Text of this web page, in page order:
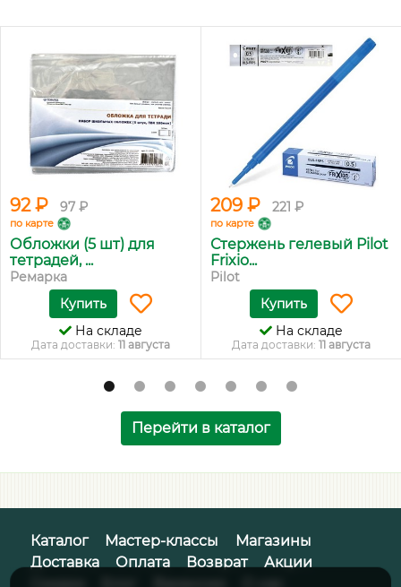
92 ₽ 97 ₽
по карте
Обложки (5 шт) для
тетрадей, ...
Ремарка
Купить
На складе
Дата доставки: 11 августа
209 ₽ 221 ₽
по карте
Стержень гелевый Pilot
Frixio...
Pilot
Купить
На складе
Дата доставки: 11 августа
Перейти в каталог
Каталог Мастер-классы
Магазины
Доставка
Оплата Возврат
Акции